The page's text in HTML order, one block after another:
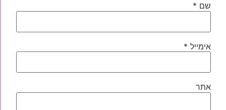
שם *
אימייל *
אתר